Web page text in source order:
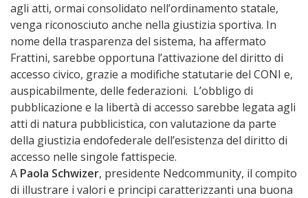
agli atti, ormai consolidato nell’ordinamento statale,
venga riconosciuto anche nella giustizia sportiva. In
nome della trasparenza del sistema, ha affermato
Frattini, sarebbe opportuna l’attivazione del diritto di
accesso civico, grazie a modifiche statutarie del CONI e,
auspicabilmente, delle federazioni. L’obbligo di
pubblicazione e la libertà di accesso sarebbe legata agli
atti di natura pubblicistica, con valutazione da parte
della giustizia endofederale dell’esistenza del diritto di
accesso nelle singole fattispecie.
A Paola Schwizer, presidente Nedcommunity, il compito
di illustrare i valori e principi caratterizzanti una buona